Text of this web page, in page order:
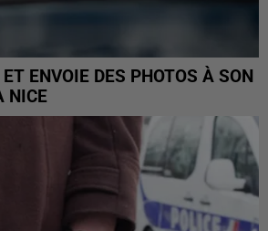
ET ENVOIE DES PHOTOS À SON
NICE